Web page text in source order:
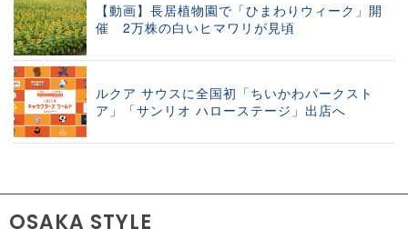
【動画】長居植物園で「ひまわりウィーク」開
催 2万株の白いヒマワリが見頃
ルクア サウスに全国初「ちいかわパークスト
ア」「サンリオ ハローステージ」出店へ
OSAKA STYLE